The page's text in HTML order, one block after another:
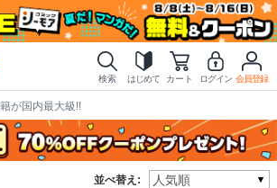
検索 はじめて カート ログイン 会員登録
が国内最大級!!
並べ替え: